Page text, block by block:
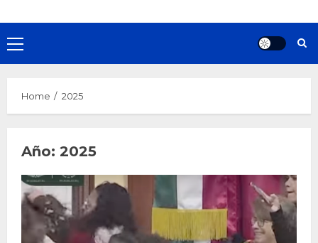
Primary
Menu
Home 2025
Año: 2025